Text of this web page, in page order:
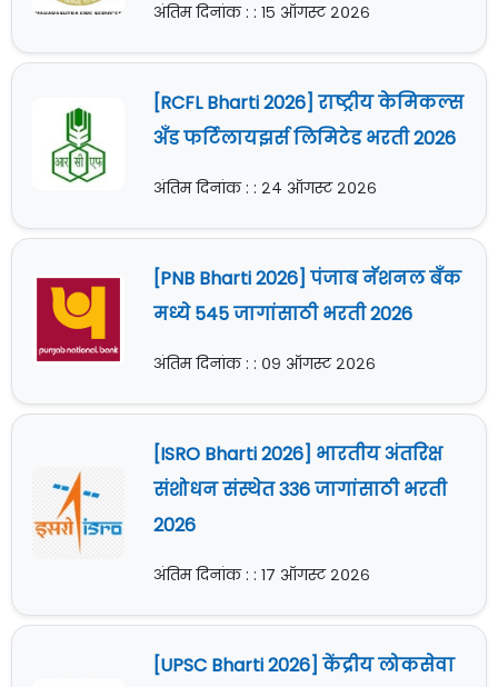
अंतिम दिनांक : : १५ ऑगस्ट २०२६
[RCFL Bharti 2026] राष्ट्रीय केमिकल्स
अँड फर्टिलायझर्स लिमिटेड भरती 2026
अंतिम दिनांक : : २४ ऑगस्ट २०२६
[PNB Bharti 2026] पंजाब नॅशनल बँक
मध्ये 545 जागांसाठी भरती 2026
अंतिम दिनांक : : ०९ ऑगस्ट २०२६
[ISRO Bharti 2026] भारतीय अंतरिक्ष
संशोधन संस्थेत 336 जागांसाठी भरती
2026
अंतिम दिनांक : : १७ ऑगस्ट २०२६
[UPSC Bharti 2026] केंद्रीय लोकसेवा